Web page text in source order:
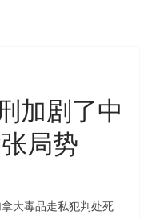
加剧了中
局势
大毒品走私犯判处死